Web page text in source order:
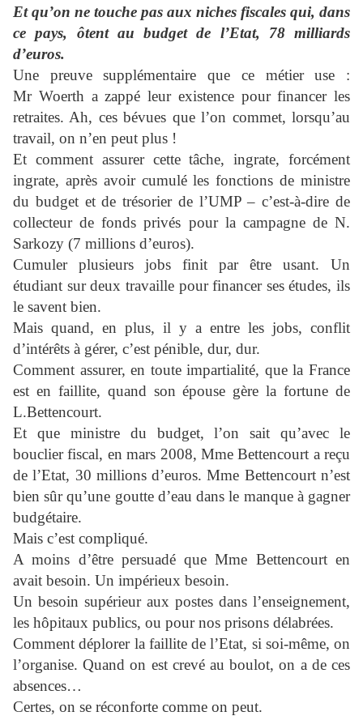
Et qu’on ne touche pas aux niches fiscales qui, dans
ce pays, ôtent au budget de l’Etat, 78 milliards
d’euros.
Une preuve supplémentaire que ce métier use :
Mr Woerth a zappé leur existence pour financer les
retraites. Ah, ces bévues que l’on commet, lorsqu’au
travail, on n’en peut plus !
Et comment assurer cette tâche, ingrate, forcément
ingrate, après avoir cumulé les fonctions de ministre
du budget et de trésorier de l’UMP – c’est-à-dire de
collecteur de fonds privés pour la campagne de N.
Sarkozy (7 millions d’euros).
Cumuler plusieurs jobs finit par être usant. Un
étudiant sur deux travaille pour financer ses études, ils
le savent bien.
Mais quand, en plus, il y a entre les jobs, conflit
d’intérêts à gérer, c’est pénible, dur, dur.
Comment assurer, en toute impartialité, que la France
est en faillite, quand son épouse gère la fortune de
L.Bettencourt.
Et que ministre du budget, l’on sait qu’avec le
bouclier fiscal, en mars 2008, Mme Bettencourt a reçu
de l’Etat, 30 millions d’euros. Mme Bettencourt n’est
bien sûr qu’une goutte d’eau dans le manque à gagner
budgétaire.
Mais c’est compliqué.
A moins d’être persuadé que Mme Bettencourt en
avait besoin. Un impérieux besoin.
Un besoin supérieur aux postes dans l’enseignement,
les hôpitaux publics, ou pour nos prisons délabrées.
Comment déplorer la faillite de l’Etat, si soi-même, on
l’organise. Quand on est crevé au boulot, on a de ces
absences…
Certes, on se réconforte comme on peut.